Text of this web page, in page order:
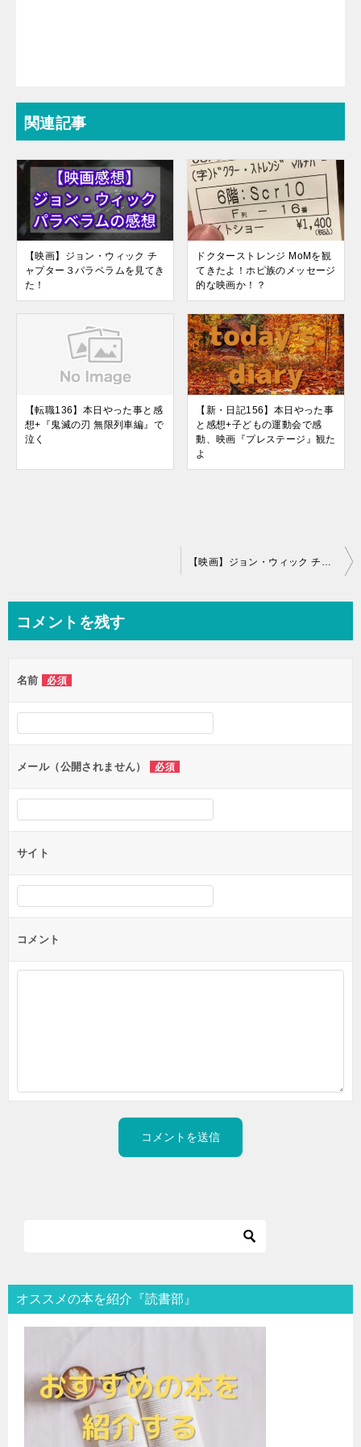
関連記事
【映画】ジョン・ウィック チ
ャプター３パラベラムを見てき
た！
ドクターストレンジ MoMを観
てきたよ！ホピ族のメッセージ
的な映画か！？
【転職136】本日やった事と感
想+『鬼滅の刃 無限列車編』で
泣く
【新・日記156】本日やった事
と感想+子どもの運動会で感
動、映画『プレステージ』観た
よ
ビ
ー
シ
ョ
ン
コメントを残す
名前 必須
メール（公開されません） 必須
サイト
コメント
オススメの本を紹介『読書部』